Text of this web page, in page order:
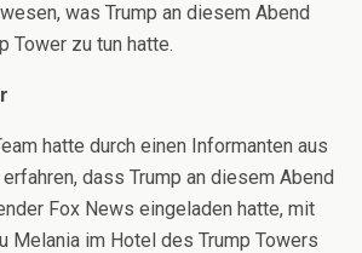
was Trump an diesem Abend
Tower zu tun hatte.
hatte durch einen Informanten aus
dass Trump an diesem Abend
Fox News eingeladen hatte, mit
Melania im Hotel des Trump Towers